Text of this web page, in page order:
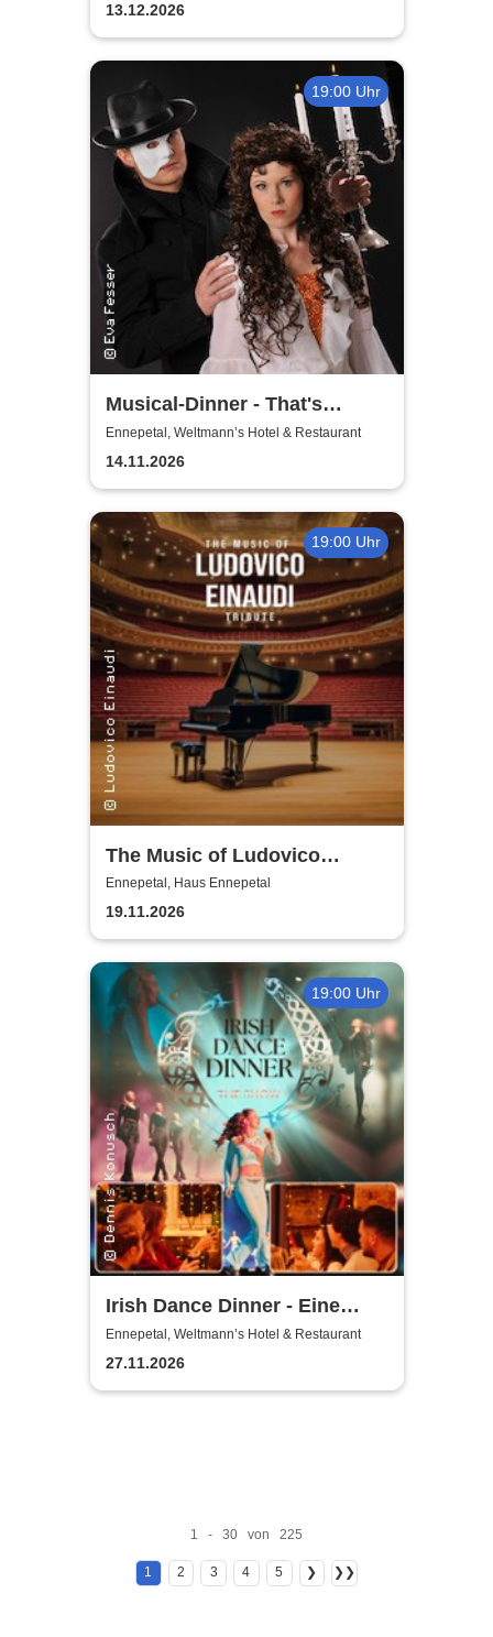
13.12.2026
19:00 Uhr
Musical-Dinner - That's
Entertainment
Ennepetal, Weltmann’s Hotel & Restaurant
14.11.2026
19:00 Uhr
The Music of Ludovico
Einaudi: Tribute-
Klavierkonzert - Ludovico
Einaudi Tribute bei
Kerzenschein
Ennepetal, Haus Ennepetal
19.11.2026
19:00 Uhr
Irish Dance Dinner - Eine
Around Irish Dance Show
Ennepetal, Weltmann’s Hotel & Restaurant
27.11.2026
1 - 30 von 225
1 2 3 4 5 ❯ ❯❯